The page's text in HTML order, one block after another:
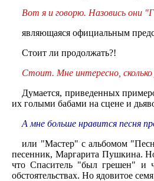
Вот я и говорю. Назовись они
являющаяся официальным
Стоит ли продолжать?!
Стоит. Мне интересно,
Думается, приведенных
их голыми бабами на сцене и
А мне больше нравится песня
или "Мастер" с альбомом
песенник, Маргарита Пушкина.
что Спаситель "был грешен" и
обстоятельствах. Но ядовитое